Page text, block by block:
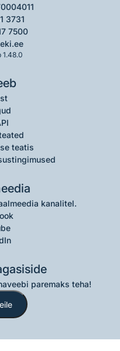
3731
7500
1.48.0
teatis
kanalitel.
paremaks teha!